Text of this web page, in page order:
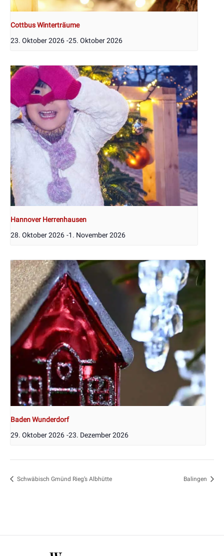
Cottbus Winterträume
23. Oktober 2026 -25. Oktober 2026
Hannover Herrenhausen
28. Oktober 2026 -1. November 2026
Baden Wunderdorf
29. Oktober 2026 -23. Dezember 2026
Schwäbisch Gmünd Rieg’s Albhütte Balingen